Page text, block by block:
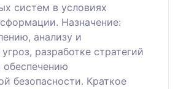
систем в условиях
Назначение:
анализу и
разработке стратегий
безопасности. Краткое